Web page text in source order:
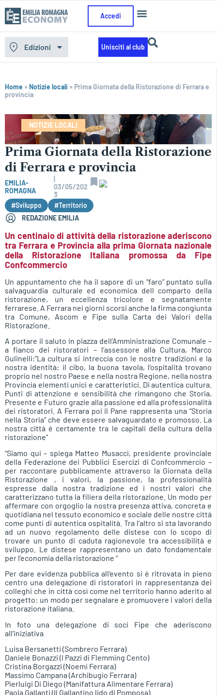
Accedi
Edizioni Unisciti al club
Home »Notizie locali » Prima Giornata della Ristorazione di Ferrara e
provincia
NOTIZIE LOCALI
Prima Giornata della Ristorazione
di Ferrara e provincia
EMILIA-
ROMAGNA
03/05/202
3
#Sviluppo
#Territorio
REDAZIONE EMILIA
Un centinaio di attività della ristorazione aderiscono
tra Ferrara e Provincia alla prima Giornata nazionale
della Ristorazione Italiana promossa da Fipe
Confcommercio
Un appuntamento che ha il sapore di un “faro” puntato sulla
salvaguardia culturale ed economica dell comparto della
ristorazione, un eccellenza tricolore e segnatamente
ferrarese. A Ferrara nei giorni scorsi anche la firma congiunta
tra Comune, Ascom e Fipe sulla Carta dei Valori della
Ristorazione.
A portare il saluto in piazza dell’Amministrazione Comunale –
a fianco dei ristoratori – l’assessore alla Cultura, Marco
Gulinelli:”La cultura si intreccia con le nostre tradizioni e la
nostra identità: il cibo, la buona tavola, l’ospitalità trovano
proprio nel nostro Paese e nella nostra Regione, nella nostra
Provincia elementi unici e caratteristici. Di autentica cultura.
Punti di attenzione e sensibilità che rimangono che Storia,
Presente e Futuro grazie alla passione ed alla professionalità
dei ristoratori. A Ferrara poi il Pane rappresenta una “Storia
nella Storia” che deve essere salvaguardato e promosso. La
nostra città è certamente tra le capitali della cultura della
ristorazione”
“Siamo qui – spiega Matteo Musacci, presidente provinciale
della Federazione dei Pubblici Esercizi di Confcommercio –
per raccontare pubblicamente attraverso la Giornata della
Ristorazione , i valori, la passione, la professionalità
espresse dalla nostra tradizione ed i nostri valori che
caratterizzano tutta la filiera della ristorazione. Un modo per
affermare con orgoglio la nostra presenza attiva, concreta e
quotidiana nel tessuto economico e sociale delle nostre città
come punti di autentica ospitalità. Tra l’altro si sta lavorando
ad un nuovo regolamento delle distese con lo scopo di
trovare un punto di caduta ragionevole tra accessibilità e
sviluppo. Le distese rappresentano un dato fondamentale
per l’economia della ristorazione “
Per dare evidenza pubblica all’evento si è ritrovata in pieno
centro una delegazione di ristoratori in rappresentanza dei
colleghi che in città così come nel territorio hanno aderito al
progetto: un modo per segnalare e promuovere i valori della
ristorazione italiana.
In foto una delegazione di soci Fipe che aderiscono
all’iniziativa
Luisa Bersanetti (Sombrero Ferrara)
Daniele Bonazzi (I Pazzi di Flemming Cento)
Cristina Borgazzi (Noemi Ferrara)
Massimo Campana (Archibugio Ferrara)
Pierluigi Di Diego (Manifattura Alimentare Ferrara)
Paola Gallanti (Il Gallantino lido di Pomposa)